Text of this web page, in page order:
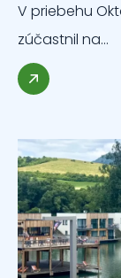
V priebehu
zúčastnil na…